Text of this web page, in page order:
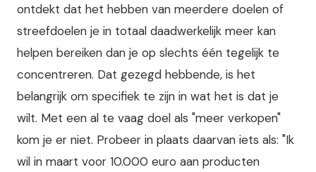
ontdekt dat het hebben van meerdere doelen of
streefdoelen je in totaal daadwerkelijk meer kan
helpen bereiken dan je op slechts één tegelijk te
concentreren. Dat gezegd hebbende, is het
belangrijk om specifiek te zijn in wat het is dat je
wilt. Met een al te vaag doel als "meer verkopen"
kom je er niet. Probeer in plaats daarvan iets als: "Ik
wil in maart voor 10.000 euro aan producten